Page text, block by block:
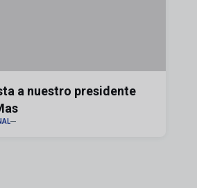
a nuestro presidente